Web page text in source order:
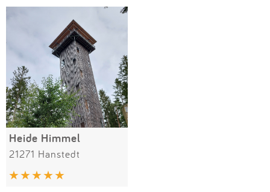
Anmelden
SPIELGERÄTE
Alle Filter (1) zurücksetzen
Heide Himmel
21271 Hanstedt